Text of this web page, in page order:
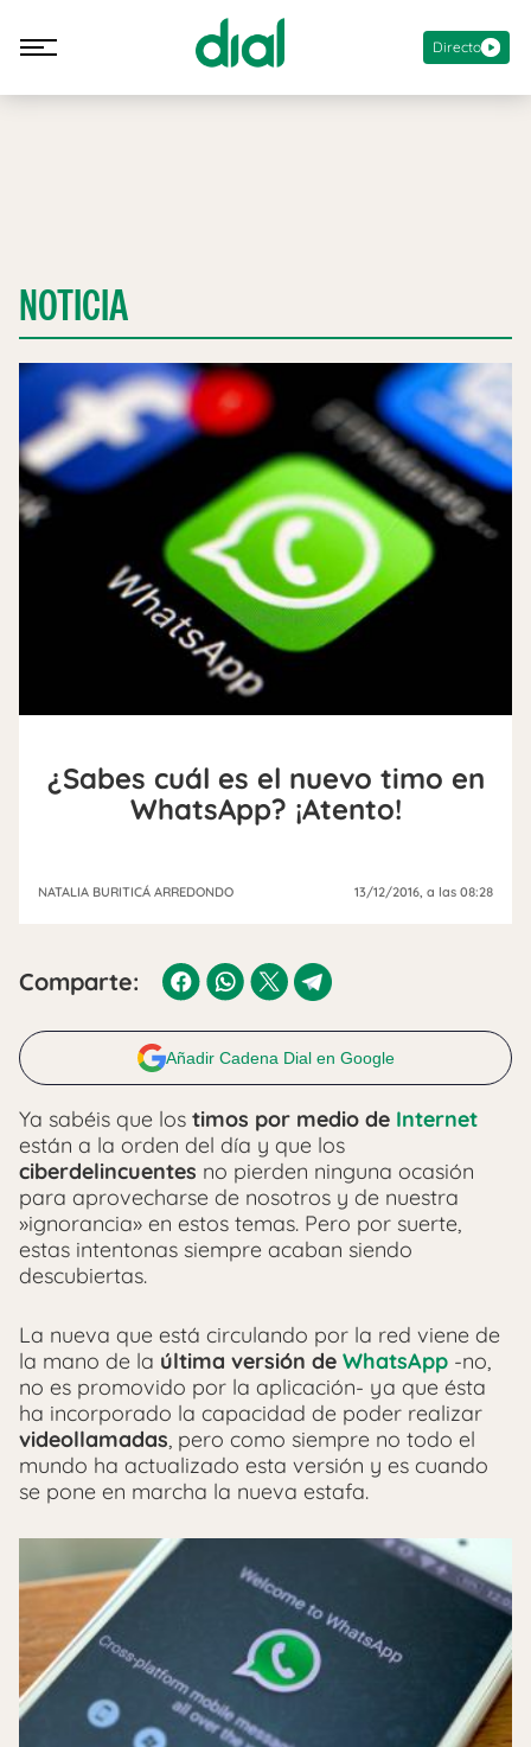
Directo
NOTICIA
¿Sabes cuál es el nuevo timo en
WhatsApp? ¡Atento!
NATALIA BURITICÁ ARREDONDO 13/12/2016, a las 08:28
Comparte:
Añadir Cadena Dial en Google
Ya sabéis que los timos por medio de Internet
están a la orden del día y que los
ciberdelincuentes no pierden ninguna ocasión
para aprovecharse de nosotros y de nuestra
»ignorancia» en estos temas. Pero por suerte,
estas intentonas siempre acaban siendo
descubiertas.
La nueva que está circulando por la red viene de
la mano de la última versión de WhatsApp -no,
no es promovido por la aplicación- ya que ésta
ha incorporado la capacidad de poder realizar
videollamadas, pero como siempre no todo el
mundo ha actualizado esta versión y es cuando
se pone en marcha la nueva estafa.